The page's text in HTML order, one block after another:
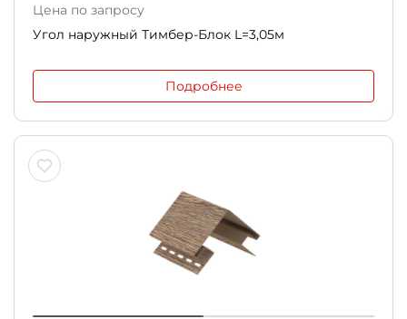
Цена по запросу
Угол наружный Тимбер-Блок L=3,05м
Подробнее